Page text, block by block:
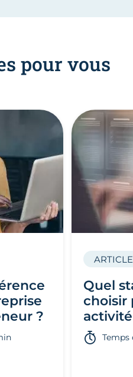
pour vous
?
Quel
choisir
Temps